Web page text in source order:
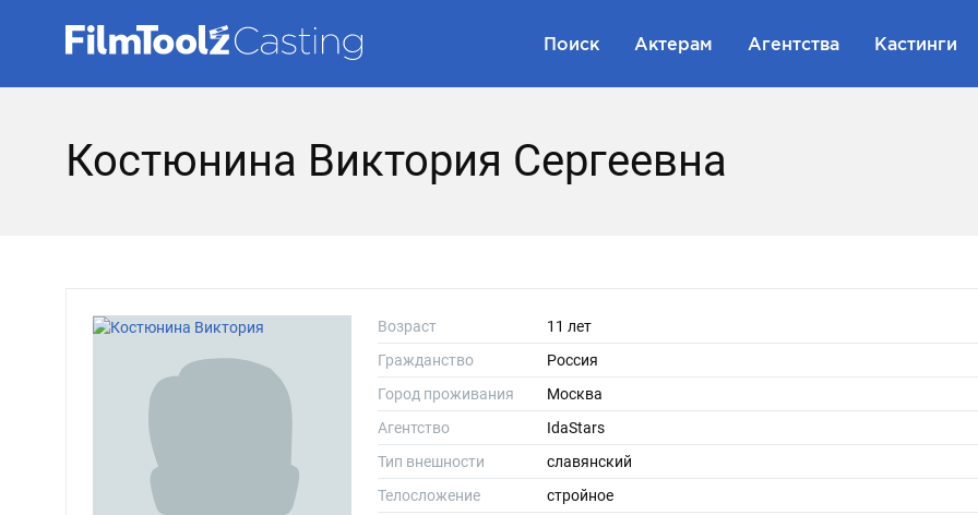
Поиск Актерам Агентства Кастинги
Костюнина Виктория Сергеевна
Возраст
11 лет
Гражданство
Россия
Город проживания
Москва
Агентство
IdaStars
Тип внешности
славянский
Телосложение
стройное